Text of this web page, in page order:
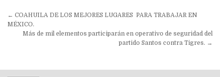
Navegación
de
entradas
← COAHUILA DE LOS MEJORES LUGARES PARA TRABAJAR EN
MÉXICO.
Más de mil elementos participarán en operativo de seguridad del
partido Santos contra Tigres. →